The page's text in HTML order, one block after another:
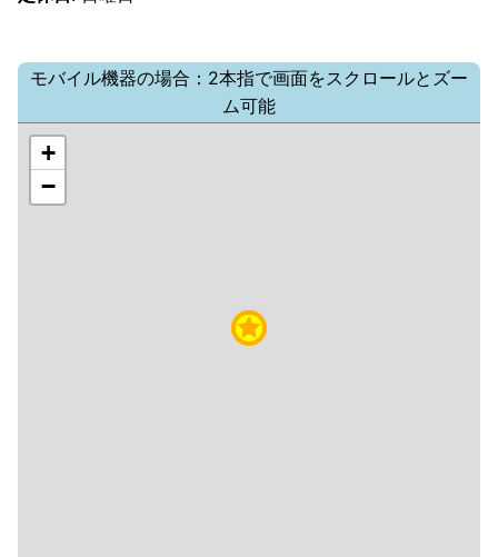
モバイル機器の場合：2本指で画面をスクロールとズー
ム可能
+
−